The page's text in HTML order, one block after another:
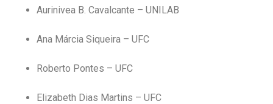
Aurinivea B. Cavalcante – UNILAB
Ana Márcia Siqueira – UFC
Roberto Pontes – UFC
Elizabeth Dias Martins – UFC